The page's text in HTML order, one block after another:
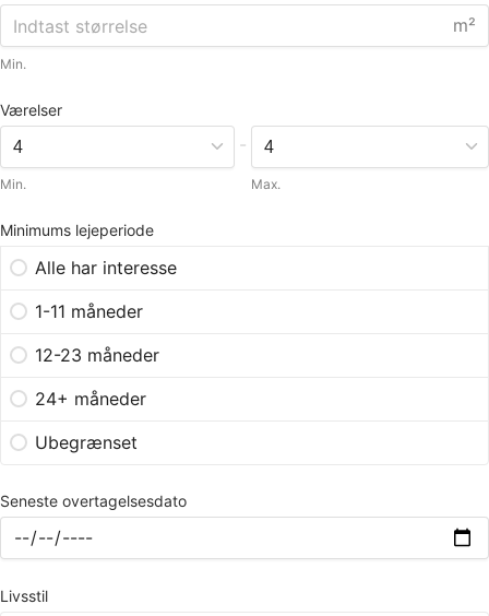
m²
Min.
Værelser
Min.
-
Max.
Minimums lejeperiode
Alle har interesse
1-11 måneder
12-23 måneder
24+ måneder
Ubegrænset
Seneste overtagelsesdato
Livsstil